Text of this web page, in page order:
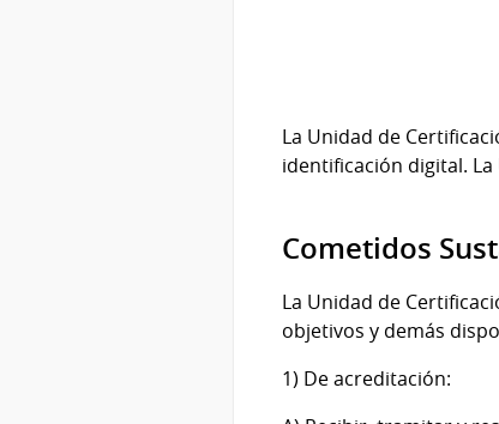
La Unidad de
identificación digital.
Cometidos
La Unidad de
objetivos y demás
1) De acreditación: